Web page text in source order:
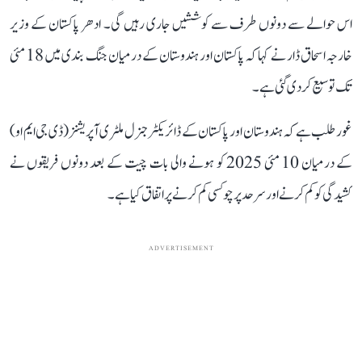
اس حوالے سے دونوں طرف سے کوششیں جاری رہیں گی۔ ادھر پاکستان کے وزیر
خارجہ اسحاق ڈار نے کہا کہ پاکستان اور ہندوستان کے درمیان جنگ بندی میں 18 مئی
تک توسیع کر دی گئی ہے۔
غور طلب ہے کہ ہندوستان اور پاکستان کے ڈائریکٹر جنرل ملٹری آپریشنز (ڈی جی ایم او)
کے درمیان 10 مئی 2025 کو ہونے والی بات چیت کے بعد دونوں فریقوں نے
کشیدگی کو کم کرنے اور سرحد پر چوکسی کم کرنے پر اتفاق کیا ہے۔
ADVERTISEMENT